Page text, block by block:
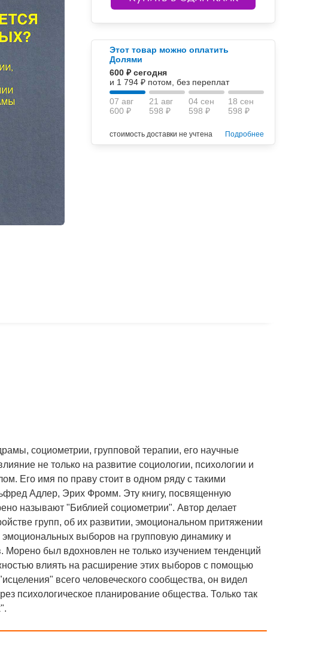
Этот товар можно оплатить
Долями
600 ₽ сегодня
и 1 794 ₽ потом, без переплат
07 авг
600 ₽
21 авг
598 ₽
04 сен
598 ₽
18 сен
598 ₽
стоимость доставки не учтена Подробнее
социометрии, групповой терапии, его научные
не только на развитие социологии, психологии и
Его имя по праву стоит в одном ряду с такими
Адлер, Эрих Фромм. Эту книгу, посвященную
называют "Библией социометрии". Автор делает
групп, об их развитии, эмоциональном притяжении
выборов на групповую динамику и
Морено был вдохновлен не только изучением тенденций
влиять на расширение этих выборов с помощью
всего человеческого сообщества, он видел
психологическое планирование общества. Только так